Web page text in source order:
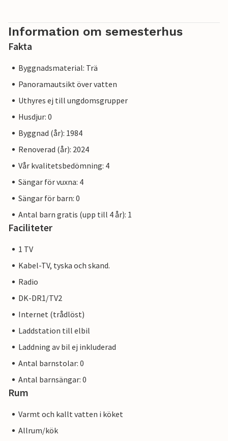
Information om semesterhus
Fakta
Byggnadsmaterial: Trä
Panoramautsikt över vatten
Uthyres ej till ungdomsgrupper
Husdjur: 0
Byggnad (år): 1984
Renoverad (år): 2024
Vår kvalitetsbedömning: 4
Sängar för vuxna: 4
Sängar för barn: 0
Antal barn gratis (upp till 4 år): 1
Faciliteter
1 TV
Kabel-TV, tyska och skand.
Radio
DK-DR1/TV2
Internet (trådlöst)
Laddstation till elbil
Laddning av bil ej inkluderad
Antal barnstolar: 0
Antal barnsängar: 0
Rum
Varmt och kallt vatten i köket
Allrum/kök